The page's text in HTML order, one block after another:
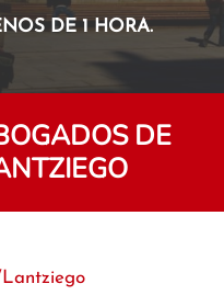
DE 1 HORA.
DE